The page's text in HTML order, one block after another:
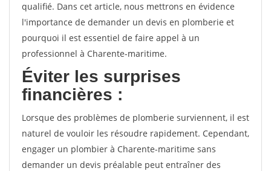
qualifié. Dans cet article, nous mettrons en évidence
l'importance de demander un devis en plomberie et
pourquoi il est essentiel de faire appel à un
professionnel à Charente-maritime.
Éviter les surprises
financières :
Lorsque des problèmes de plomberie surviennent, il est
naturel de vouloir les résoudre rapidement. Cependant,
engager un plombier à Charente-maritime sans
demander un devis préalable peut entraîner des